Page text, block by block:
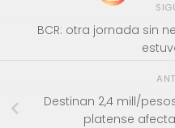
BCR: otra jornada sin
Destinan 2,4 mill/
platense